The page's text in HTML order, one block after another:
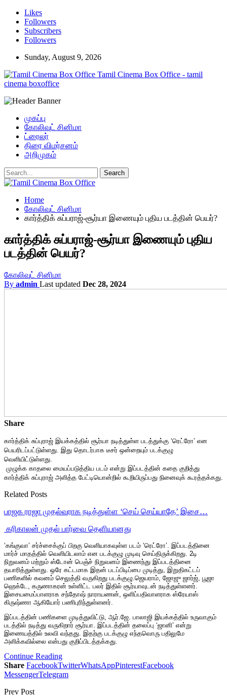
Likes
Followers
Subscribers
Followers
Sunday, August 9, 2026
Tamil Cinema Box Office - tamil
cinema boxoffice
முகப்பு
கோலிவுட் சினிமா
ட்ரைலர்
திரை விமர்சனம்
அறிமுகம்
Home
கோலிவுட் சினிமா
கார்த்திக் சுப்பராஜ்-சூர்யா இணையும் புதிய படத்தின் பெயர்?
கார்த்திக் சுப்பராஜ்-சூர்யா இணையும் புதிய
படத்தின் பெயர்?
கோலிவுட் சினிமா
By admin Last updated Dec 28, 2024
Share
கார்த்திக் சுப்புராஜ் இயக்கத்தில் சூர்யா நடித்துள்ள படத்துக்கு ‘ரெட்ரோ’ என
பெயரிடப்பட்டுள்ளது. இது தொடர்பாக டீசர் ஒன்றையும் படக்குழு
வெளியிட்டுள்ளது.
முழுக்க காதலை மையப்படுத்திய படம் என்று இப்படத்தின் கதை குறித்து
கார்த்திக் சுப்புராஜ் அளித்த பேட்டியொன்றில் கூறியிருப்பது நினைவுக் கூரத்தக்கது.
Related Posts
பாஜக ராஜா முதல்வராக நடித்துள்ள ‘செய் செய்யாதே’ இசை…
‎ கரிகாலன் முதல் பார்வை தெளியானது
‘கங்குவா’ சர்ச்சைக்குப் பிறகு வெளியாகவுள்ள படம் ‘ரெட்ரோ’. இப்படத்தினை
மார்ச் மாதத்தில் வெளியிடலாம் என படக்குழு முடிவு செய்திருக்கிறது. 2டி
நிறுவனம் மற்றும் ஸ்டோன் பெஞ்ச் நிறுவனம் இணைந்து இப்படத்தினை
தயாரித்துள்ளது. ஒரே கட்டமாக இதன் படப்பிடிப்பை முடித்து, இறுதிகட்டப்
பணிகளில் கவனம் செலுத்தி வருகிறது படக்குழு.ஜெயராம், ஜோஜு ஜார்ஜ், பூஜா
ஹெக்டே, கருணாகரன் உள்ளிட்ட பலர் இதில் சூர்யாவுடன் நடித்துள்ளனர்.
இசையமைப்பாளராக சந்தோஷ் நாராயணன், ஒளிப்பதிவாளராக ஸ்ரேயாஸ்
கிருஷ்ணா ஆகியோர் பணிபுரிந்துள்ளனர்.
இப்படத்தின் பணிகளை முடித்துவிட்டு, ஆர்.ஜே. பாலாஜி இயக்கத்தில் உருவாகும்
படத்தில் நடித்து வருகிறார் சூர்யா. இப்படத்தின் தலைப்பு ‘ஜானி’ என்று
இணையத்தில் உலவி வந்தது. இதற்கு படக்குழு எந்தவொரு பதிலுமே
அளிக்கவில்லை என்பது குறிப்பிடத்தக்கது.
Continue Reading
Share FacebookTwitterWhatsAppPinterestFacebook
MessengerTelegram
Prev Post